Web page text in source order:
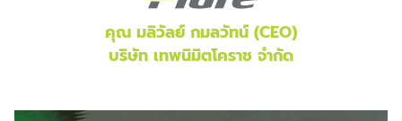
คุณ มลิวัลย์ กมลวัทน์ (CEO)
บริษัท เทพนิมิตโคราช จำกัด